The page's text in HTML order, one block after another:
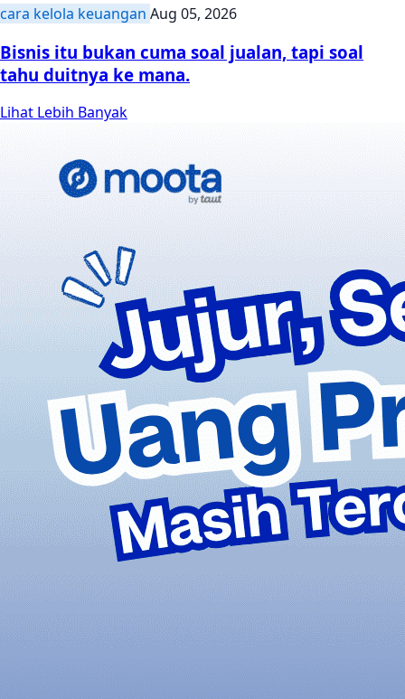
cara kelola keuangan Aug 05, 2026
Bisnis itu bukan cuma soal jualan, tapi soal
tahu duitnya ke mana.
Lihat Lebih Banyak